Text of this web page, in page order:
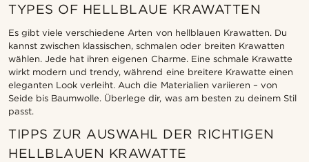
TYPES OF HELLBLAUE KRAWATTEN
Es gibt viele verschiedene Arten von hellblauen Krawatten. Du
kannst zwischen klassischen, schmalen oder breiten Krawatten
wählen. Jede hat ihren eigenen Charme. Eine schmale Krawatte
wirkt modern und trendy, während eine breitere Krawatte einen
eleganten Look verleiht. Auch die Materialien variieren – von
Seide bis Baumwolle. Überlege dir, was am besten zu deinem Stil
passt.
TIPPS ZUR AUSWAHL DER RICHTIGEN
HELLBLAUEN KRAWATTE